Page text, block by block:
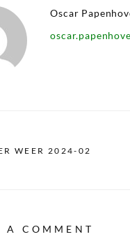
Oscar
WEER 2024-02
A COMMENT